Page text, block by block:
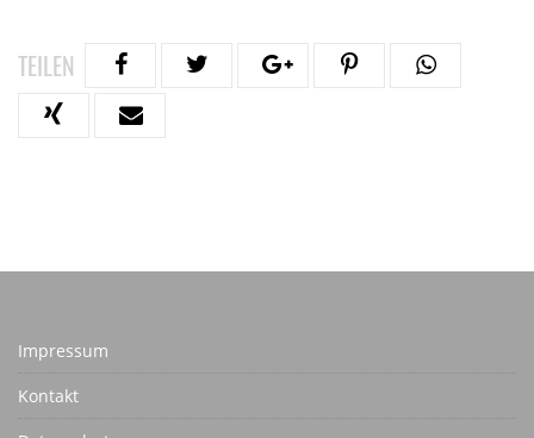
TEILEN
Impressum
Kontakt